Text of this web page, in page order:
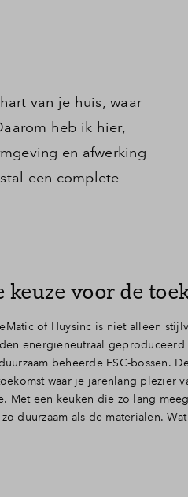
van je huis, waar
heb ik hier,
en afwerking
een complete
keuze voor de
of Huysinc is niet alleen
energieneutraal
beheerde FSC-bossen.
waar je jarenlang plezier
Met een keuken die zo lang
duurzaam als de materialen.